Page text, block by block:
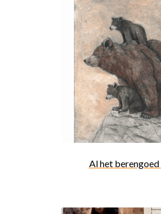
Al het berengoed